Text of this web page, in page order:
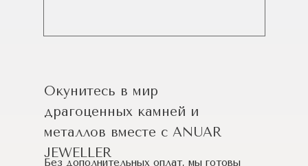
Окунитесь в мир
драгоценных камней и
металлов вместе с ANUAR
JEWELLER
Без дополнительных оплат, мы готовы